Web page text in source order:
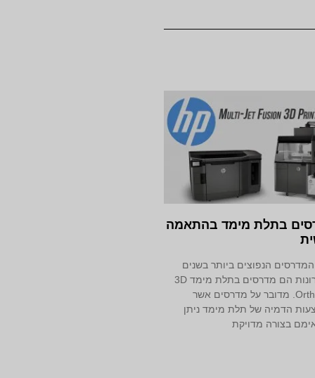
מדרסים בתלת מימד‎ בהתאמה
הנפוצים ביותר בשנים
האחרונות הם מדרסים בתלת מימד 3D
Orthotics. מדובר על מדרסים אשר
הדמיה של תלת מימד ניתן
בצורה מדויקת